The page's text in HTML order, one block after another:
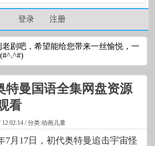
登录 注册
老剧吧，希望能给您带来一丝愉悦，一
特曼国语全集网盘资源
看
/ 分类:动画儿童
17日，初代奥特曼追击宇宙怪